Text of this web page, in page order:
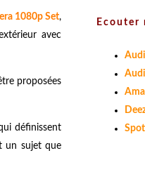
1080p Set,
avec
proposées
définissent
un sujet que
Ecouter